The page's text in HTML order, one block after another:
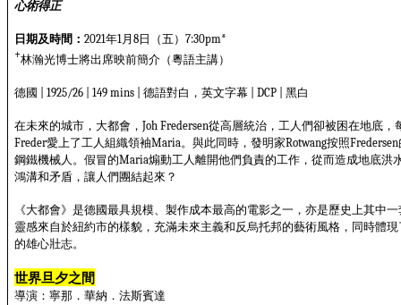
心術得正
日期及時間：2021年1月8日（五）7:30pm*
+林瀚光博士將出席映前簡介（粵語主講）
德國 | 1925/26 | 149 mins |德語對白，英文字幕 | DCP |黑白
在未來的城市，大都會，Joh Fredersen從高層統治，工人們卻被困在地底，
Freder愛上了工人組織領袖Maria。與此同時，發明家Rotwang按照Fredersen
鋼鐵機械人。假冒的Maria煽動工人離開他們負責的工作，從而造成地底洪
鴻溝和矛盾，讓人們團結起來？
《大都會》是德國最具規模、製作成本最高的電影之一，亦是歷史上其中
靈感來自於紐約市的樣貌，充滿未來主義和反烏托邦的藝術風格，同時體
的雄心壯志。
世界旦夕之間
導演：寧那．華納．法斯賓達